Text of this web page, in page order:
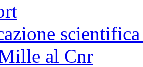
al Cnr